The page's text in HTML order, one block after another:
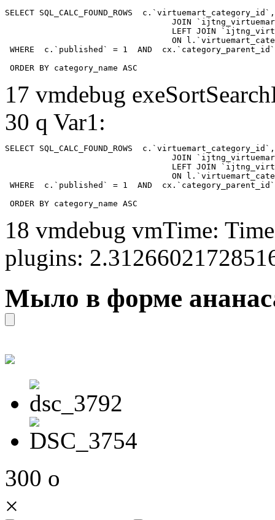
SELECT SQL_CALC_FOUND_ROWS
WHERE  c.`published` = 1  AND
ORDER BY category_name ASC
17 vmdebug
30 q Var1:
SELECT SQL_CALC_FOUND_ROWS
WHERE  c.`published` = 1  AND
ORDER BY category_name ASC
18 vmdebug vmTime:
plugins:
Мыло в форме
300 o
×